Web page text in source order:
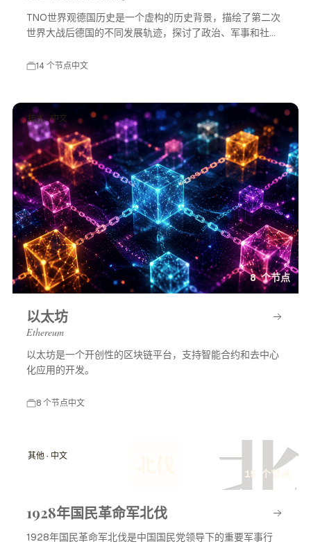
TNO世界观德国历史是一个虚构的历史背景，描绘了第二次
世界大战后德国的不同发展轨迹，探讨了政治、军事和社会
14 个节点中文
技术 · 中文
8 个节点
以太坊
Ethereum
以太坊是一个开创性的区块链平台，支持智能合约和去中心
化应用的开发。
8 个节点中文
北
其他 · 中文
15 个节点
1928年国民革命军北伐
1928年国民革命军北伐是中国国民党领导下的重要军事行